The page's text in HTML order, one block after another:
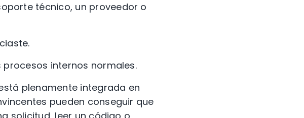
técnico, un proveedor o
procesos internos normales.
plenamente integrada en
pueden conseguir que